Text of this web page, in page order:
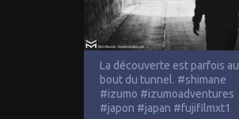
La découverte est parfois au
bout du tunnel. #shimane
#izumo #izumoadventures
#japon #japan #fujifilmxt1